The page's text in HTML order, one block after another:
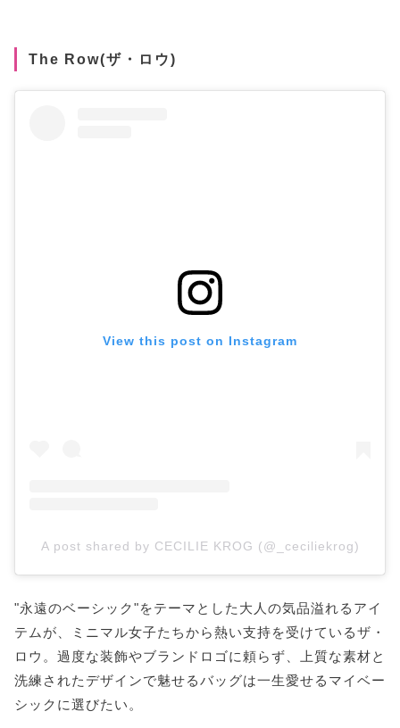
The Row(ザ・ロウ)
View this post on Instagram
A post shared by CECILIE KROG (@_ceciliekrog)
"永遠のベーシック"をテーマとした大人の気品溢れるアイ
テムが、ミニマル女子たちから熱い支持を受けているザ・
ロウ。過度な装飾やブランドロゴに頼らず、上質な素材と
洗練されたデザインで魅せるバッグは一生愛せるマイベー
シックに選びたい。